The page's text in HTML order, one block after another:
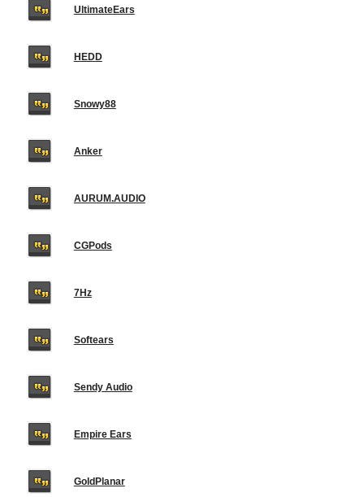
UltimateEars
HEDD
Snowy88
Anker
AURUM.AUDIO
CGPods
7Hz
Softears
Sendy Audio
Empire Ears
GoldPlanar